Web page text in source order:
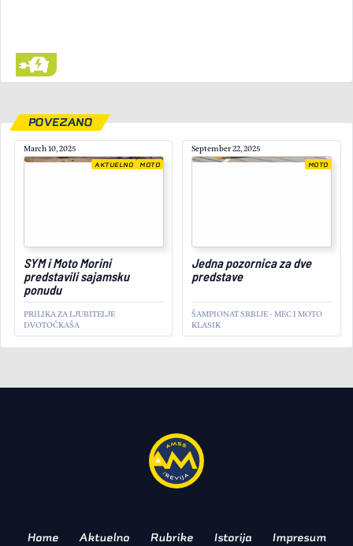
POVEZANO
March 10, 2025
SYM i Moto Morini
predstavili sajamsku
ponudu
PRILIKA ZA LJUBITELJE
DVOTOČKAŠA
AKTUELNO MOTO
September 22, 2025
Jedna pozornica za dve
predstave
ŠAMPIONAT SRBIJE - MEC I MOTO
KLASIK
MOTO
September 30, 2024
konkurencijom i
Home Aktuelno Rubrike Istorija Impresum